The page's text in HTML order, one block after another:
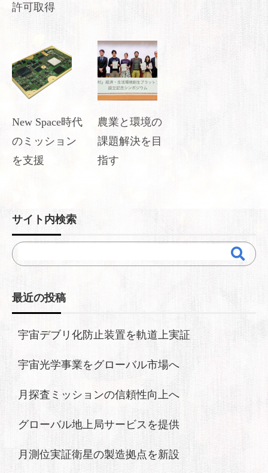
許可取得
New Space時代
のミッション
を支援
農業と環境の
課題解決を目
指す
サイト内検索
最近の投稿
宇宙デブリ化防止装置を軌道上実証
宇宙光学事業をグローバル市場へ
月探査ミッションの信頼性向上へ
グローバル地上局サービスを提供
月測位実証衛星の製造拠点を新設